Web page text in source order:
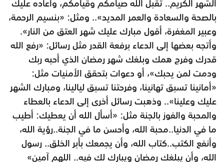
بالصحة والسعادة والعمر المديد».. ومثل: «بنسيم الرحمة،
وعبير المغفرة، أقول مبارك عليك شهر العتق من النار».
وأتجه بعضها إلى الدعاء برفعة القدر مثل رسائل: «رفع الله
قدرك وفرج همك وبلغك شهر رمضان الذي أحبه ربك
ودمت لمن يحبك»، أو دعوات بتحقق الأمنيات مثل:
«أمانينا تسبق تهانينا، وفرحتنا تسبق ليالينا، ومبارك الشهر
عليك وعلينا».. وذهبت رسائل أخرى إلى الدعاء بالعطاء
والمحبة والفوز بالجنة مثل: «أسأل الله أن يعطيك: أطيب
ما في الدنيا..محبة الله، وأحسن ما في الجنة..رؤية الله،
وأنفع الكتب..كتاب الله، وأن يجمعك بأبر الخلق.. رسول
الله، وأن يبلغك رمضان ويبارك لك فيه.. اللهم آمين»